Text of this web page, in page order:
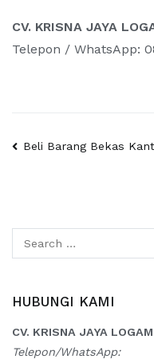
CV. KRISNA JAYA
Telepon / WhatsApp:
Post
Beli Barang Bekas
for:
HUBUNGI KAMI
CV. KRISNA JAYA LOGAM
Telepon/WhatsApp: